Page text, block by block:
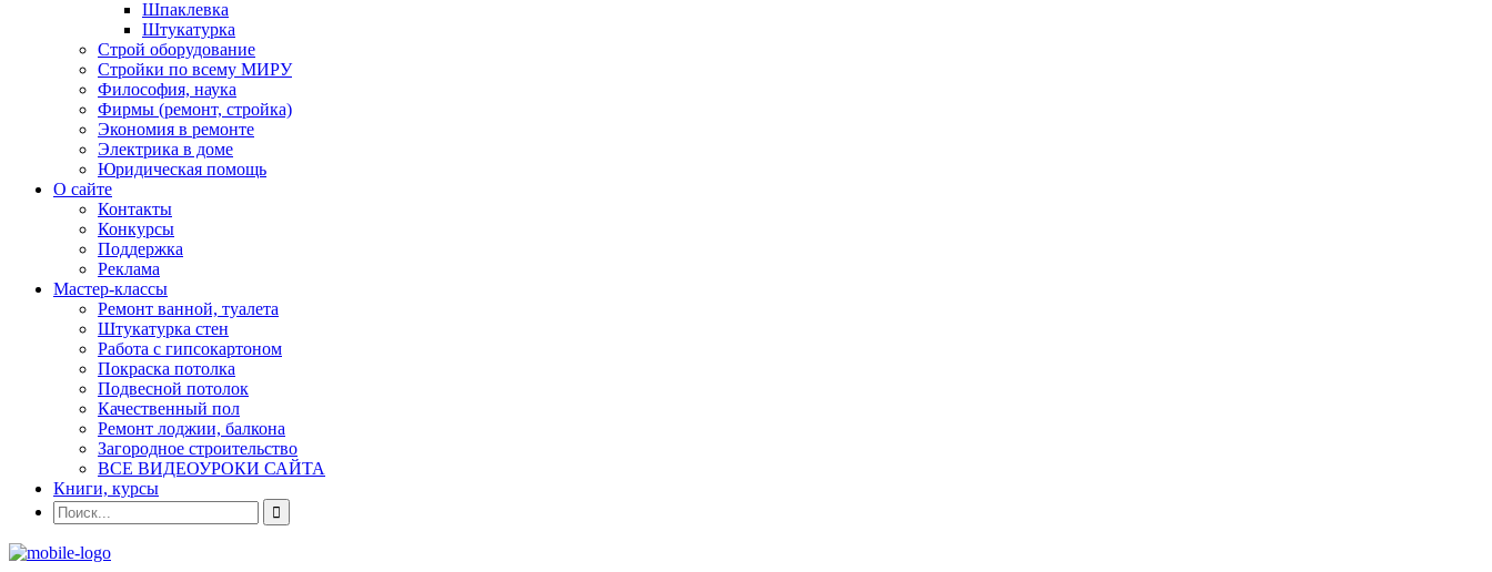
Шпаклевка
Штукатурка
Строй оборудование
Стройки по всему МИРУ
Философия, наука
Фирмы (ремонт, стройка)
Экономия в ремонте
Электрика в доме
Юридическая помощь
О сайте
Контакты
Конкурсы
Поддержка
Реклама
Мастер-классы
Ремонт ванной, туалета
Штукатурка стен
Работа с гипсокартоном
Покраска потолка
Подвесной потолок
Качественный пол
Ремонт лоджии, балкона
Загородное строительство
ВСЕ ВИДЕОУРОКИ САЙТА
Книги, курсы